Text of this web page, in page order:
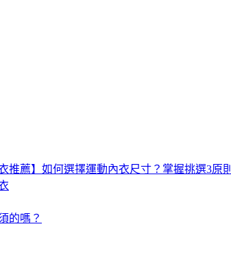
衣推薦】如何選擇運動內衣尺寸？掌握挑選3原則
的嗎？